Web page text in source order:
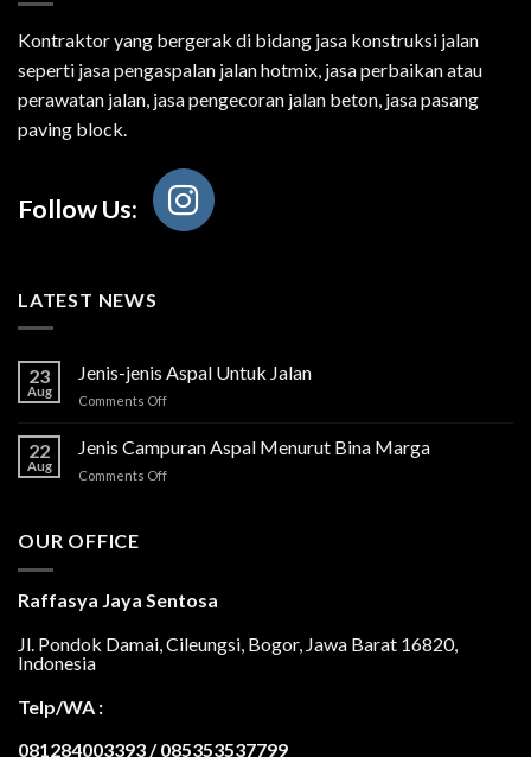
Kontraktor yang bergerak di bidang jasa konstruksi jalan
seperti jasa pengaspalan jalan hotmix, jasa perbaikan atau
perawatan jalan, jasa pengecoran jalan beton, jasa pasang
paving block.
Follow Us:
LATEST NEWS
23
Aug
Jenis-jenis Aspal Untuk Jalan
Comments Offon
22
Aug
Jenis Campuran Aspal Menurut Bina Marga
Comments Offon
Marga
OUR OFFICE
Raffasya Jaya Sentosa
Jl. Pondok Damai, Cileungsi, Bogor, Jawa Barat 16820,
Indonesia
Telp/WA :
081284003393 / 085353537799